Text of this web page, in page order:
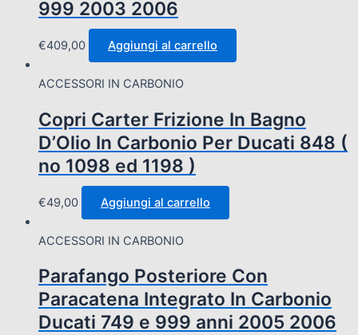
999 2003 2006
€409,00 Aggiungi al carrello
ACCESSORI IN CARBONIO
Copri Carter Frizione In Bagno
D’Olio In Carbonio Per Ducati 848 (
no 1098 ed 1198 )
€49,00 Aggiungi al carrello
ACCESSORI IN CARBONIO
Parafango Posteriore Con
Paracatena Integrato In Carbonio
Ducati 749 e 999 anni 2005 2006